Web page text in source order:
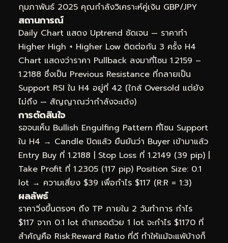
กุมภาพันธ์ 2025 คุณกำลังวิเคราะห์คู่เงิน GBP/JPY
สถานการณ์
Daily Chart แสดง Uptrend ชัดเจน — ราคาทำ
Higher High + Higher Low ติดต่อกัน 3 ครั้ง H4
Chart แสดงว่าราคา Pullback ลงมาที่โซน 1.2159 –
1.2188 ซึ่งเป็น Previous Resistance ที่กลายเป็น
Support RSI ใน H4 อยู่ที่ 42 (ใกล้ Oversold แต่ยัง
ไม่ถึง — สัญญาณว่ากำลังจะเด้ง)
การตัดสินใจ
รอจนเห็น Bullish Engulfing Pattern ที่โซน Support
ใน H4 → Candle ปิดแล้ว ยืนยันว่า Buyer เข้ามาแล้ว
Entry Buy ที่ 1.2188 | Stop Loss ที่ 1.2149 (39 pip) |
Take Profit ที่ 1.2305 (117 pip) Position Size: 0.1
lot → ความเสี่ยง $39 เพื่อกำไร $117 (R:R = 1:3)
ผลลัพธ์
ราคาวิ่งขึ้นตรงๆ ถึง TP ภายใน 2 วันทำการ กำไร
$117 จาก 0.1 lot ถ้าเทรดด้วย 1 lot จะกำไร $1170 ที่
สำคัญคือ Risk:Reward Ratio ที่ดี ทำให้แม้จะแพ้บ้างก็